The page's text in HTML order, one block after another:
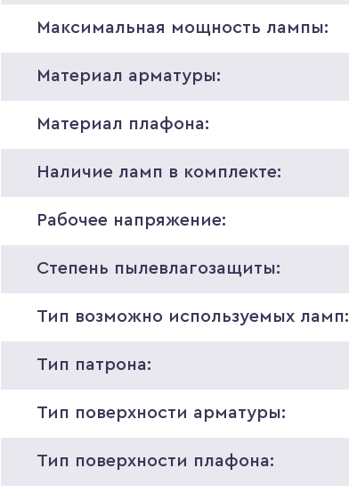
Максимальная мощность лампы:
Материал арматуры:
Материал плафона:
Наличие ламп в комплекте:
Рабочее напряжение:
Степень пылевлагозащиты:
Тип возможно используемых ламп:
Тип патрона:
Тип поверхности арматуры:
Тип поверхности плафона: